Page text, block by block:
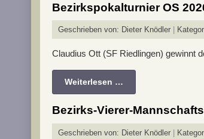
Bezirkspokalturnier OS
Geschrieben von: Dieter Knödler
Claudius Ott (SF Riedlingen) gewinnt
Weiterlesen …
Bezirks-Vierer-
Geschrieben von: Dieter Knödler